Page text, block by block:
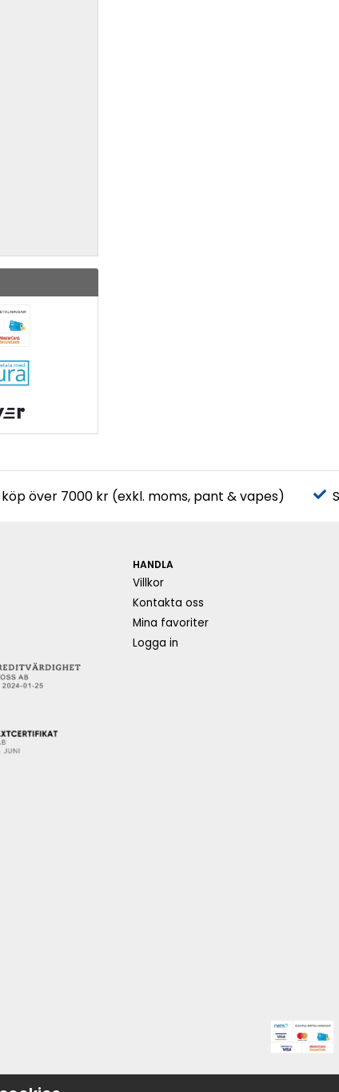
över 7000 kr (exkl. moms, pant & vapes)
HANDLA
Villkor
Kontakta oss
Mina favoriter
Logga in